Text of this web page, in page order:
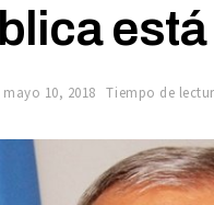
mayo 10, 2018 Tiempo de